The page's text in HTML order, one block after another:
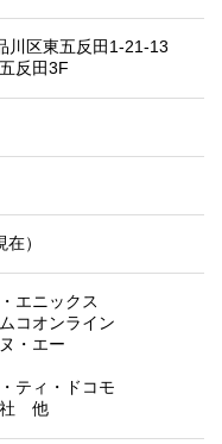
川区東五反田1-21-13
反田3F
）
エニックス
コオンライン
・エー
ティ・ドコモ
社 他